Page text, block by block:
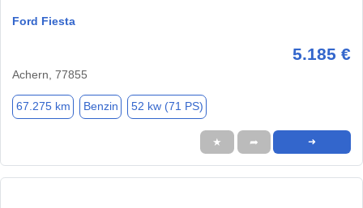
Ford Fiesta
5.185 €
Achern, 77855
67.275 km Benzin 52 kw (71 PS)
★ ➦ ➜